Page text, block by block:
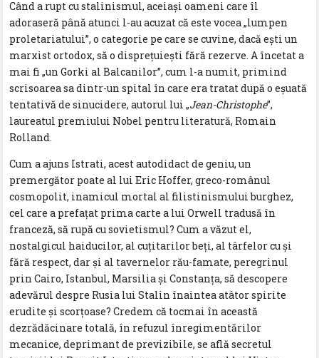
Când a rupt cu stalinismul, aceiași oameni care îl
adoraseră până atunci l-au acuzat că este vocea „lumpen
proletariatului”, o categorie pe care se cuvine, dacă ești un
marxist ortodox, să o disprețuiești fără rezerve. A încetat a
mai fi „un Gorki al Balcanilor”, cum l-a numit, primind
scrisoarea sa dintr-un spital în care era tratat după o eșuată
tentativă de sinucidere, autorul lui „Jean-Christophe”,
laureatul premiului Nobel pentru literatură, Romain
Rolland.
Cum a ajuns Istrati, acest autodidact de geniu, un
premergător poate al lui Eric Hoffer, greco-românul
cosmopolit, inamicul mortal al filistinismului burghez,
cel care a prefațat prima carte a lui Orwell tradusă în
franceză, să rupă cu sovietismul? Cum a văzut el,
nostalgicul haiducilor, al cuțitarilor beți, al târfelor cu și
fără respect, dar și al tavernelor rău-famate, peregrinul
prin Cairo, Istanbul, Marsilia și Constanța, să descopere
adevărul despre Rusia lui Stalin înaintea atâtor spirite
erudite și scorțoase? Credem că tocmai în această
dezrădăcinare totală, în refuzul înregimentărilor
mecanice, deprimant de previzibile, se află secretul